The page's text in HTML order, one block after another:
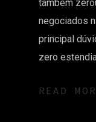
também
negociados
principal
zero
READ